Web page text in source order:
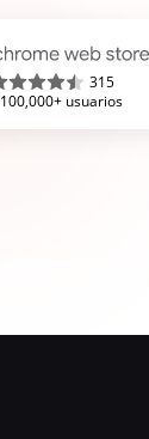
315
100,000+ usuarios